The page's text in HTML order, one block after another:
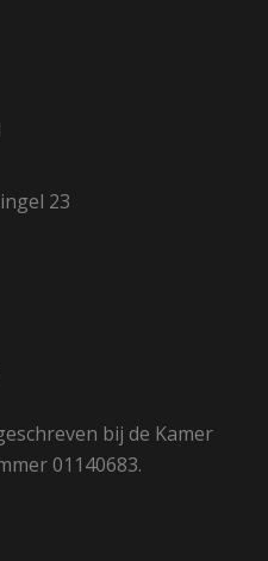
23
bij de Kamer
01140683.